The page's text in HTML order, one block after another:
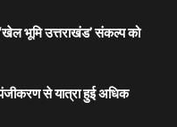
भूमि उत्तराखंड’ संकल्प को
से यात्रा हुई अधिक